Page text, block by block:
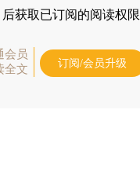
后获取已订阅的阅读权限
会员
全文
订阅/会员升级